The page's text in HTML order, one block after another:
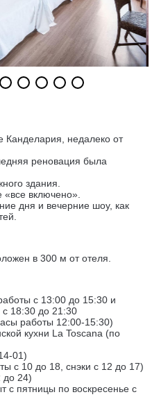
Канделария, недалеко от
реновация была
здания.
включено».
дня и вечерние шоу, как
в 300 м от отеля.
с 13:00 до 15:30 и
18:30 до 21:30
работы 12:00-15:30)
кухни La Toscana (по
01)
с 10 до 18, снэки с 12 до 17)
до 24)
с пятницы по воскресенье с